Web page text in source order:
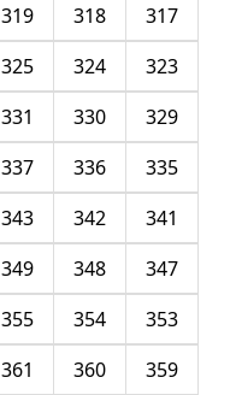
317
318
319
323
324
325
329
330
331
335
336
337
341
342
343
347
348
349
353
354
355
359
360
361